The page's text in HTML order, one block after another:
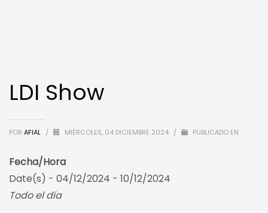
LDI Show
POR AFIAL / MIÉRCOLES, 04 DICIEMBRE 2024 / PUBLICADO EN
Fecha/Hora
Date(s) - 04/12/2024 - 10/12/2024
Todo el día